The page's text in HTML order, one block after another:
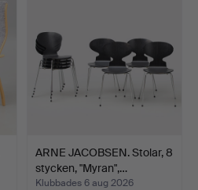
ARNE JACOBSEN. Stolar, 8
stycken, "Myran",…
Klubbades 6 aug 2026